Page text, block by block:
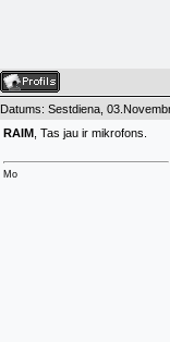
Datums: Sestdiena,
RAIM , Tas jau ir mikrofons.
Mo